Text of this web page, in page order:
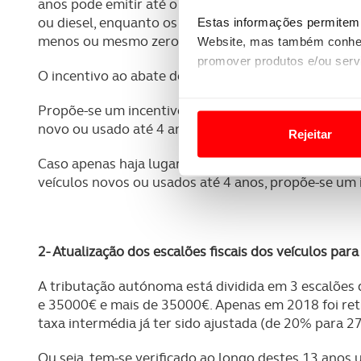
Estas informações
Website, mas também
promover produtos e/ou
Usamos cookies para
funcionalidades de redes
Adicionalmente
consentimento e quando tal
Realçamos que o bloqueio
navegação no Website e
Rejeitar
anos pode emitir até o dobro do CO2 de um
ou diesel, enquanto os novos veículos a
menos ou mesmo zero emissões durante o seu
O incentivo ao abate deve abranger todos os
Propõe-se um incentivo de 4 mil euros para quem
novo ou usado até 4 anos e de 6 mil euros no caso
Caso apenas haja lugar ao abate da viatura em
veículos novos ou usados até 4 anos, propõe-se
2- Atualização dos escalões fiscais dos veículos
A tributação autónoma está dividida em 3
e 35000€ e mais de 35000€. Apenas em 2018 foi
taxa intermédia já ter sido ajustada (de 20% para